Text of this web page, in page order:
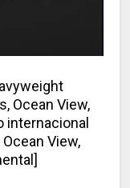
Ocean View,
internacional
View,